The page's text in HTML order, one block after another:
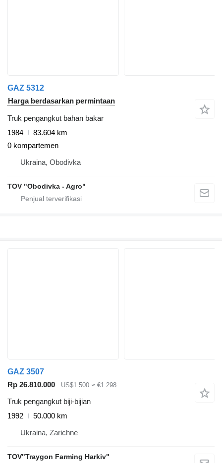
GAZ 5312
Harga berdasarkan permintaan
Truk pengangkut bahan bakar
1984
83.604 km
0 kompartemen
Ukraina, Obodivka
TOV "Obodivka - Agro"
GAZ 3507
Rp 26.810.000
US$1.500 ≈ €1.298
Truk pengangkut biji-bijian
1992
50.000 km
Ukraina, Zarichne
TOV"Traygon Farming Harkiv"